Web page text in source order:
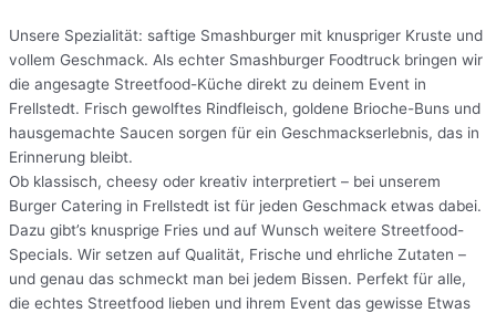
Unsere Spezialität: saftige Smashburger mit knuspriger Kruste und
vollem Geschmack. Als echter Smashburger Foodtruck bringen wir
die angesagte Streetfood-Küche direkt zu deinem Event in
Frellstedt. Frisch gewolftes Rindfleisch, goldene Brioche-Buns und
hausgemachte Saucen sorgen für ein Geschmackserlebnis, das in
Erinnerung bleibt.
Ob klassisch, cheesy oder kreativ interpretiert – bei unserem
Burger Catering in Frellstedt ist für jeden Geschmack etwas dabei.
Dazu gibt’s knusprige Fries und auf Wunsch weitere Streetfood-
Specials. Wir setzen auf Qualität, Frische und ehrliche Zutaten –
und genau das schmeckt man bei jedem Bissen. Perfekt für alle,
die echtes Streetfood lieben und ihrem Event das gewisse Etwas